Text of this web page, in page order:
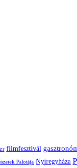
filmfesztivál
Palotája Nyíregyháza